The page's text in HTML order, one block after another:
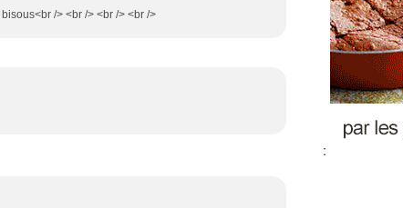
/> <br /> <br /> <br />
: